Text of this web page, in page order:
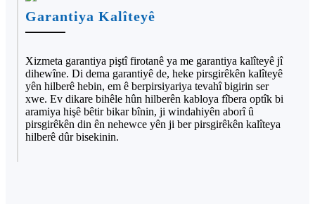
Garantiya Kalîteyê
Xizmeta garantiya piştî firotanê ya me garantiya kalîteyê jî
dihewîne. Di dema garantiyê de, heke pirsgirêkên kalîteyê
yên hilberê hebin, em ê berpirsiyariya tevahî bigirin ser
xwe. Ev dikare bihêle hûn hilberên kabloya fîbera optîk bi
aramiya hişê bêtir bikar bînin, ji windahiyên aborî û
pirsgirêkên din ên nehewce yên ji ber pirsgirêkên kalîteya
hilberê dûr bisekinin.